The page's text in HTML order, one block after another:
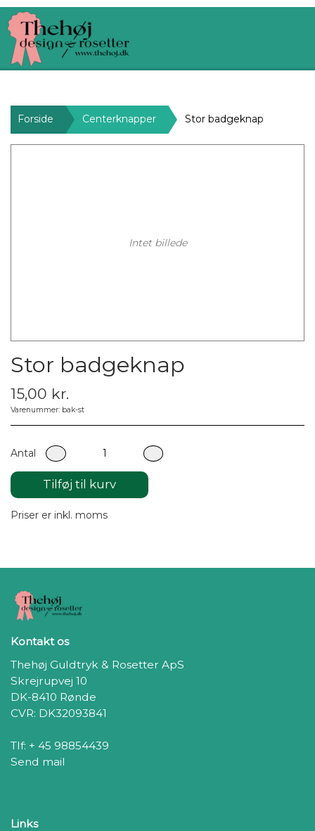
Forside Centerknapper Stor badgeknap
Intet billede
Stor badgeknap
15,00 kr.
Varenummer: bak-st
Antal
Tilføj til kurv
Priser er inkl. moms
Kontakt os
Thehøj Guldtryk & Rosetter ApS
Skrejrupvej 10
DK-8410 Rønde
CVR: DK32093841
Tlf: + 45 98854439
Send mail
Links